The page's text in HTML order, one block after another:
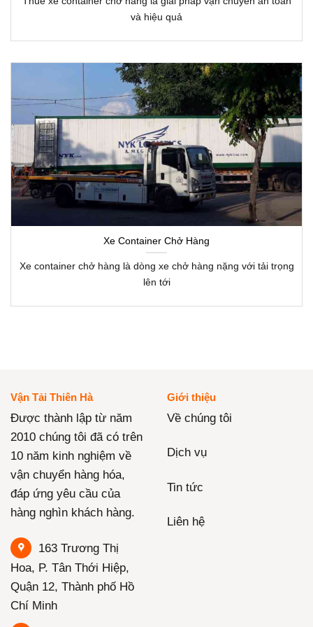
và hiệu quả
Xe Container Chở Hàng
Xe container chở hàng là dòng xe chở hàng nặng với tải trọng
lên tới
Vận Tải Thiên Hà
Được thành lập từ năm
2010 chúng tôi đã có trên
10 năm kinh nghiệm về
vận chuyển hàng hóa,
đáp ứng yêu cầu của
hàng nghìn khách hàng.
163 Trương Thị
Hoa, P. Tân Thới Hiệp,
Quận 12, Thành phố Hồ
Chí Minh
Giới thiệu
Về chúng tôi
Dịch vụ
Tin tức
Liên hệ